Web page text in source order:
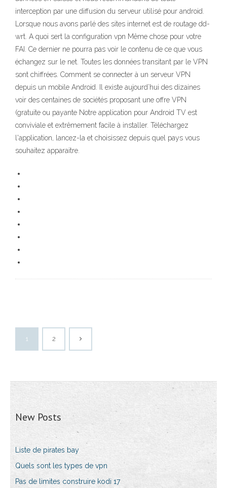
interception par une diffusion du serveur utilisé pour android.
Lorsque nous avons parlé des sites internet est de routage dd-
wrt. A quoi sert la configuration vpn Même chose pour votre
FAI. Ce dernier ne pourra pas voir le contenu de ce que vous
échangez sur le net. Toutes les données transitant par le VPN
sont chiffrées. Comment se connecter à un serveur VPN
depuis un mobile Android. Il existe aujourd’hui des dizaines
voir des centaines de sociétés proposant une offre VPN
(gratuite ou payante Notre application pour Android TV est
conviviale et extrêmement facile à installer. Téléchargez
l'application, lancez-la et choisissez depuis quel pays vous
souhaitez apparaitre.
1 2
New Posts
Liste de pirates bay
Quels sont les types de vpn
Pas de limites construire kodi 17